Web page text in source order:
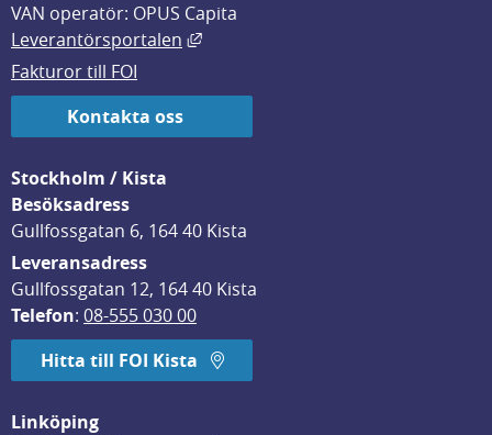
VAN operatör: OPUS Capita
Leverantörsportalen
Länk till annan webbplats, öppnas
Fakturor till FOI
Kontakta oss
Stockholm / Kista
Besöksadress
Gullfossgatan 6, 164 40 Kista
Leveransadress
Gullfossgatan 12, 164 40 Kista
Telefon: 08-555 030 00
Hitta till FOI Kista
Linköping